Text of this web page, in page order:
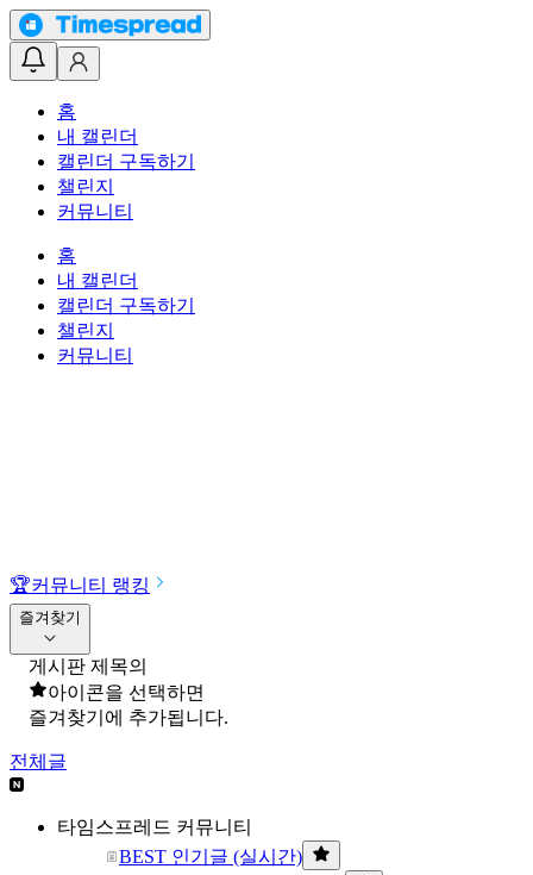
홈
내 캘린더
캘린더 구독하기
챌린지
커뮤니티
홈
내 캘린더
캘린더 구독하기
챌린지
커뮤니티
🏆커뮤니티 랭킹
즐겨찾기
게시판 제목의
아이콘을 선택하면
즐겨찾기에 추가됩니다.
전체글
타임스프레드 커뮤니티
BEST 인기글 (실시간)